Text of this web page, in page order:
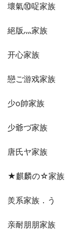
壞氣⑩哫家族
絕版灬家族
开心家族
戀ご游戏家族
少o帥家族
少爺づ家族
唐氏ヤ家族
★麒麟の☆家族
羙系家族．う
亲耐朋朋家族